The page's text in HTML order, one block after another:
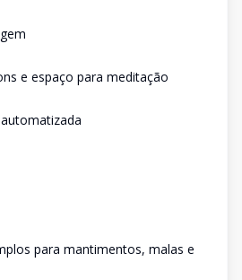
e espaço para meditação
para mantimentos, malas e